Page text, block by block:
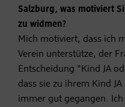
Salzburg, was motiviert
zu widmen?
Mich motiviert, dass ich
Verein unterstütze, der
Entscheidung "Kind JA
dass sie zu ihrem Kind
immer gut gegangen.